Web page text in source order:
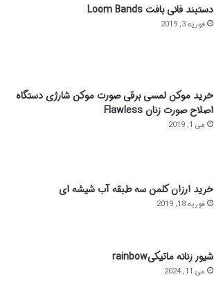
دستبند فانی بافت Loom Bands
فوریه 3, 2019
خرید موکن لمسی برقی صورت موکن شارژی دستگاه
اصلاح صورت زنان Flawless
می 1, 2019
خرید ارزان کلمن سه طبقه آب شیشه ای
فوریه 18, 2019
شیور زنانه ماتیکیrainbow
می 11, 2024